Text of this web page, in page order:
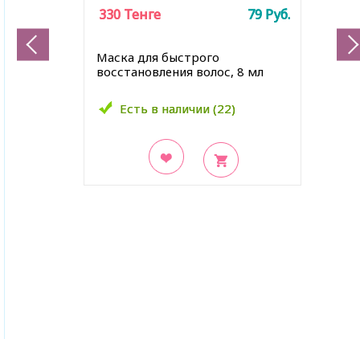
Маска для быстрого
восстановления волос, 8 мл
Есть в наличии (22)
330 Тенге 79 Руб.
Есть в наличии (22)
330 Тенге 79 Руб.